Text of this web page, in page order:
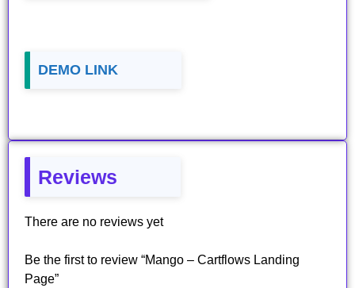
DEMO LINK
Reviews
There are no reviews yet
Be the first to review “Mango – Cartflows Landing
Page”